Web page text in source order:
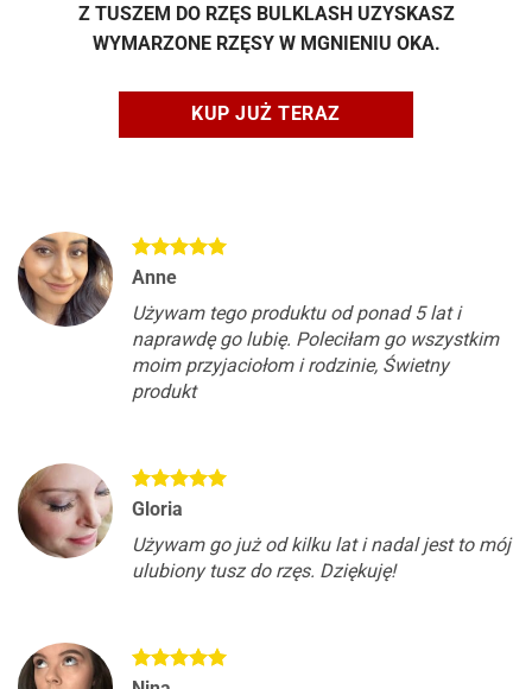
Z TUSZEM DO RZĘS BULKLASH UZYSKASZ
WYMARZONE RZĘSY W MGNIENIU OKA.
KUP JUŻ TERAZ
Anne
Używam tego produktu od ponad 5 lat i
naprawdę go lubię. Poleciłam go wszystkim
moim przyjaciołom i rodzinie, Świetny
produkt
Gloria
Używam go już od kilku lat i nadal jest to mój
ulubiony tusz do rzęs. Dziękuję!